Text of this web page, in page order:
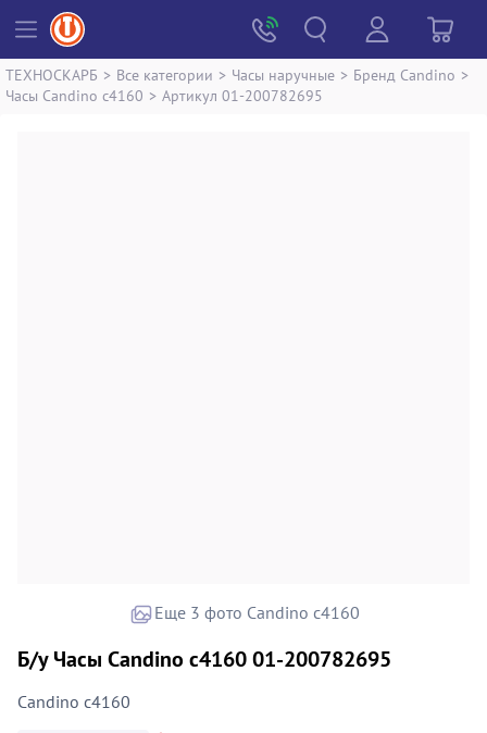
ТЕХНОСКАРБ > Все категории > Часы наручные > Бренд Candino >
Часы Candino c4160 > Артикул 01-200782695
Еще 3 фото Candino c4160
Б/у Часы Candino c4160 01-200782695
Candino c4160